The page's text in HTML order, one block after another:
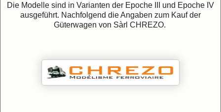
Die Modelle sind in Varianten der Epoche III und Epoche IV
ausgeführt. Nachfolgend die Angaben zum Kauf der
Güterwagen von Sàrl CHREZO.